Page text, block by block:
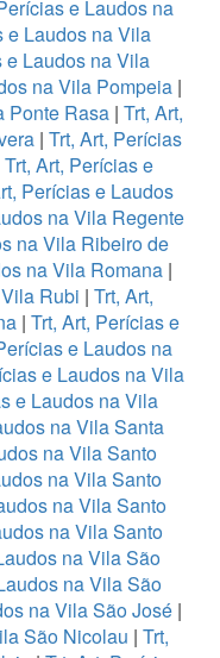
e Laudos na
e Laudos na Vila
e Laudos na Vila
na Vila Pompeia|
Ponte Rasa | Trt, Art,
| Trt, Art, Perícias
Trt, Art, Perícias e
Perícias e Laudos
na Vila Regente
na Vila Ribeiro de
na Vila Romana |
Rubi | Trt, Art,
| Trt, Art, Perícias e
e Laudos na
e Laudos na Vila
e Laudos na Vila
na Vila Santa
na Vila Santo
na Vila Santo
na Vila Santo
na Vila Santo
na Vila São
na Vila São
na Vila São José |
São Nicolau | Trt,